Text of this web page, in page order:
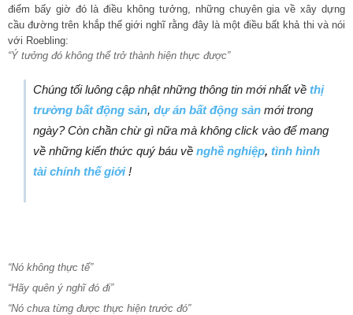
điểm bấy giờ đó là điều không tưởng, những chuyên gia về xây dựng
cầu đường trên khắp thế giới nghĩ rằng đây là một điều bất khả thi và nói
với Roebling:
“Ý tưởng đó không thể trở thành hiện thực được”
Chúng tối luông cập nhật những thông tin mới nhất về thị
trường bất động sản, dự án bất động sản mới trong
ngày? Còn chần chừ gì nữa mà không click vào để mang
về những kiến thức quý báu về nghề nghiệp, tình hình
tài chính thế giới !
“Nó không thực tế”
“Hãy quên ý nghĩ đó đi”
“Nó chưa từng được thực hiện trước đó”